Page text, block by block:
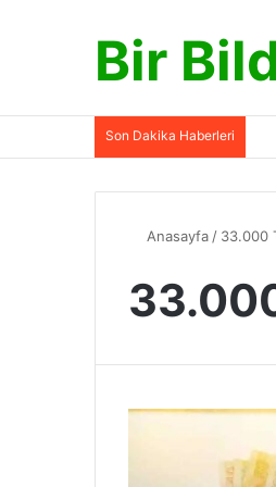
Bir
Son Dakika Haberleri
Anasayfa / 33.000